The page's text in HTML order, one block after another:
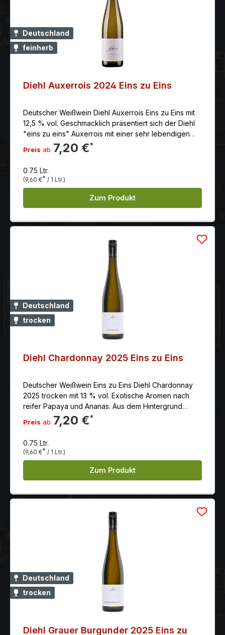
Mandelhähnchen mit Vanille und Parmesanpolenta
oder geschmortem Fasan mit fruchtiger Apfel-
Zwiebel-Sauce.
Deutschland
feinherb
Diehl Auxerrois 2024 Eins zu Eins
Deutscher Weißwein Diehl Auxerrois Eins zu Eins mit
12,5 % vol. Geschmacklich präsentiert sich der Diehl
"eins zu eins" Auxerrois mit einer sehr lebendigen
Frische. Er ist sehr fruchtig und seine mineralische
Kernobstfrucht wird am Gaumen um tolle Kräuternoten
Preis ab 7,20 €*
0.75 Ltr.
(9,60 €* / 1 Ltr.)
Zum Produkt
Deutschland
trocken
Diehl Chardonnay 2025 Eins zu Eins
Deutscher Weißwein Eins zu Eins Diehl Chardonnay
2025 trocken mit 13 % vol. Exotische Aromen nach
reifer Papaya und Ananas. Aus dem Hintergrund
balancieren Paprika und eine dezent mineralische
Note das Ganze geschickt aus.
Preis ab 7,20 €*
0.75 Ltr.
(9,60 €* / 1 Ltr.)
Zum Produkt
Deutschland
trocken
Diehl Grauer Burgunder 2025 Eins zu